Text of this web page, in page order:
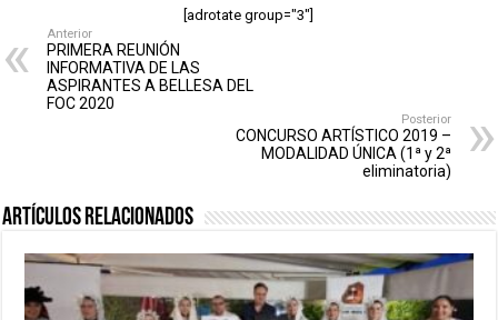
[adrotate group="3"]
Anterior
PRIMERA REUNIÓN
INFORMATIVA DE LAS
ASPIRANTES A BELLESA DEL
FOC 2020
Posterior
CONCURSO ARTÍSTICO 2019 –
MODALIDAD ÚNICA (1ª y 2ª
eliminatoria)
Artículos relacionados